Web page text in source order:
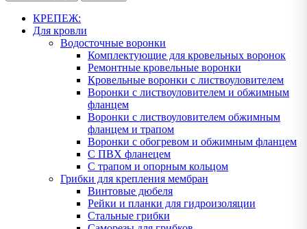
КРЕПЕЖ:
Для кровли
Водосточные воронки
Комплектующие для кровельных воронок
Ремонтные кровельные воронки
Кровельные воронки с листвоуловителем
Воронки с листвоуловителем и обжимным
фланцем
Воронки с листвоуловителем обжимным
фланцем и трапом
Воронки с обогревом и обжимным фланцем
С ПВХ фланецем
С трапом и опорным кольцом
Грибки для крепления мембран
Винтовые дюбеля
Рейки и планки для гидроизоляции
Стальные грибки